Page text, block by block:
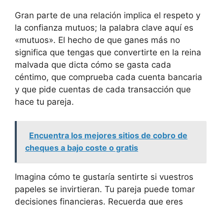
Gran parte de una relación implica el respeto y
la confianza mutuos; la palabra clave aquí es
«mutuos». El hecho de que ganes más no
significa que tengas que convertirte en la reina
malvada que dicta cómo se gasta cada
céntimo, que comprueba cada cuenta bancaria
y que pide cuentas de cada transacción que
hace tu pareja.
Encuentra los mejores sitios de cobro de
cheques a bajo coste o gratis
Imagina cómo te gustaría sentirte si vuestros
papeles se invirtieran. Tu pareja puede tomar
decisiones financieras. Recuerda que eres